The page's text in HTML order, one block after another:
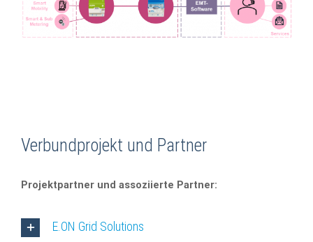
Verbundprojekt und Partner
Projektpartner und assoziierte Partner:
E.ON Grid Solutions